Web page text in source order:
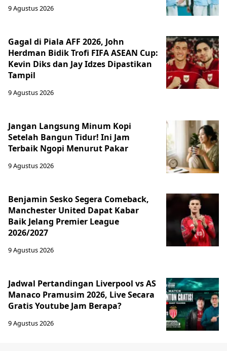
9 Agustus 2026
Gagal di Piala AFF 2026, John
Herdman Bidik Trofi FIFA ASEAN Cup:
Kevin Diks dan Jay Idzes Dipastikan
Tampil
9 Agustus 2026
Jangan Langsung Minum Kopi
Setelah Bangun Tidur! Ini Jam
Terbaik Ngopi Menurut Pakar
9 Agustus 2026
Benjamin Sesko Segera Comeback,
Manchester United Dapat Kabar
Baik Jelang Premier League
2026/2027
9 Agustus 2026
Jadwal Pertandingan Liverpool vs AS
Manaco Pramusim 2026, Live Secara
Gratis Youtube Jam Berapa?
9 Agustus 2026